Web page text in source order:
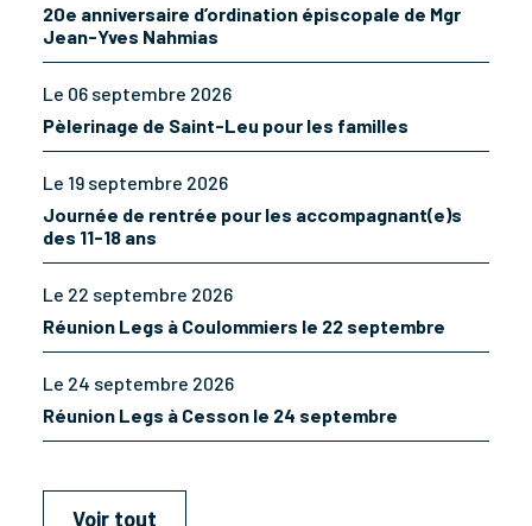
20e anniversaire d’ordination épiscopale de Mgr
Jean-Yves Nahmias
Le 06 septembre 2026
Pèlerinage de Saint-Leu pour les familles
Le 19 septembre 2026
Journée de rentrée pour les accompagnant(e)s
des 11-18 ans
Le 22 septembre 2026
Réunion Legs à Coulommiers le 22 septembre
Le 24 septembre 2026
Réunion Legs à Cesson le 24 septembre
Voir tout